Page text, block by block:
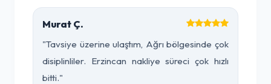
Murat Ç.
"Tavsiye üzerine ulaştım, Ağrı bölgesinde çok
disiplinliler. Erzincan nakliye süreci çok hızlı
bitti."